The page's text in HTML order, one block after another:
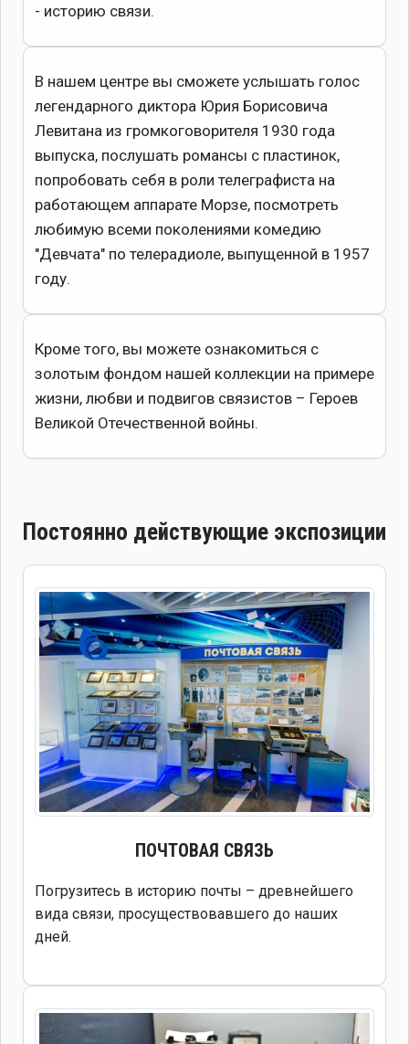
- историю связи.
В нашем центре вы сможете услышать голос
легендарного диктора Юрия Борисовича
Левитана из громкоговорителя 1930 года
выпуска, послушать романсы с пластинок,
попробовать себя в роли телеграфиста на
работающем аппарате Морзе, посмотреть
любимую всеми поколениями комедию
"Девчата" по телерадиоле, выпущенной в 1957
году.
Кроме того, вы можете ознакомиться с
золотым фондом нашей коллекции на примере
жизни, любви и подвигов связистов – Героев
Великой Отечественной войны.
Постоянно действующие экспозиции
ПОЧТОВАЯ СВЯЗЬ
Погрузитесь в историю почты – древнейшего
вида связи, просуществовавшего до наших
дней.